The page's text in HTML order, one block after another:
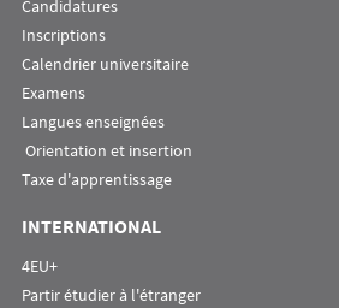
Candidatures
Inscriptions
Calendrier universitaire
Examens
Langues enseignées
Orientation et insertion
Taxe d'apprentissage
INTERNATIONAL
4EU+
Partir étudier à l'étranger